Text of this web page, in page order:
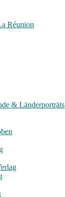
Réunion
& Länderporträts